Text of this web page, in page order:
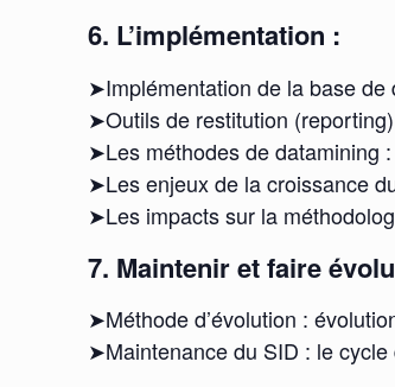
6. L’implémentation :
➤Implémentation de la base de
➤Outils de restitution
➤Les méthodes de datamining
➤Les enjeux de la croissance
➤Les impacts sur la
7. Maintenir et faire
➤Méthode d’évolution :
➤Maintenance du SID : le